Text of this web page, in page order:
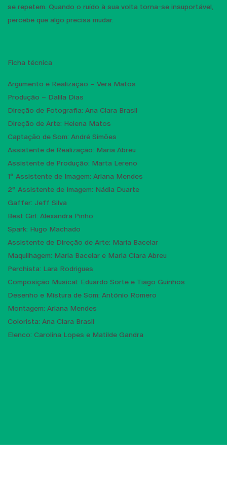
se repetem. Quando o ruído à sua volta torna-se insuportável,
percebe que algo precisa mudar.
Ficha técnica
Argumento e Realização – Vera Matos
Produção – Dalila Dias
Direção de Fotografia: Ana Clara Brasil
Direção de Arte: Helena Matos
Captação de Som: André Simões
Assistente de Realização: Maria Abreu
Assistente de Produção: Marta Lereno
1° Assistente de Imagem: Ariana Mendes
2° Assistente de Imagem: Nádia Duarte
Gaffer: Jeff Silva
Best Girl: Alexandra Pinho
Spark: Hugo Machado
Assistente de Direção de Arte: Maria Bacelar
Maquilhagem: Maria Bacelar e Maria Clara Abreu
Perchista: Lara Rodrigues
Composição Musical: Eduardo Sorte e Tiago Guinhos
Desenho e Mistura de Som: António Romero
Montagem: Ariana Mendes
Colorista: Ana Clara Brasil
Elenco: Carolina Lopes e Matilde Gandra